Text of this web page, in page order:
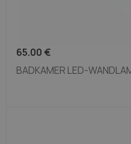
65.00 €
BADKAMER LED-